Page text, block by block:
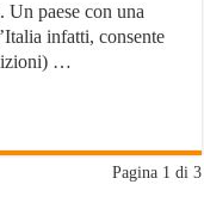
Un paese con una
infatti, consente
…
Pagina 1 di 3